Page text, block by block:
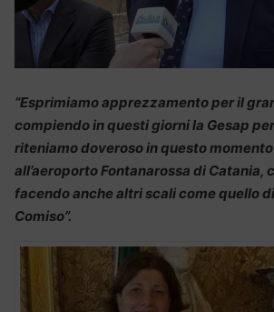
“Esprimiamo apprezzamento per il
compiendo in questi giorni la Gesap per
riteniamo doveroso in questo
all’aeroporto Fontanarossa di Catania,
facendo anche altri scali come quello
Comiso”.